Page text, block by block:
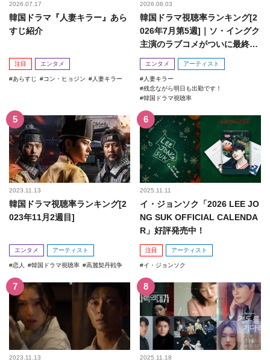
2026.07.17
韓国ドラマ『人妻キラー』あら
すじ紹介
注目 エンタメ
あらすじ コン・ヒョジン 人妻キラー
2026.08.03
韓国ドラマ視聴率ランキング[2
026年7月第5週]｜ソ・イングク
主演のラブコメがついに最終
回！
エンタメ アーティスト
人妻キラー
残念ながら明日も出勤です！
韓国ドラマ視聴率
2023.11.13
韓国ドラマ視聴率ランキング[2
023年11月2週目]
エンタメ アーティスト
恋人 韓国ドラマ視聴率 高麗契丹戦争
2025.11.11
イ・ジョンソク「2026 LEE JO
NG SUK OFFICIAL CALENDA
R」好評発売中！
注目 アーティスト
イ・ジョンソク
2023.11.13 2025.11.18